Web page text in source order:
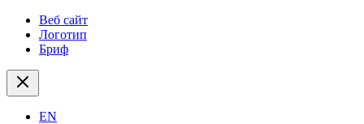
Веб сайт
Логотип
Бриф
EN